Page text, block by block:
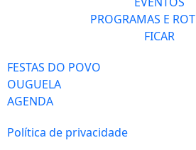
PROGRAMAS E
FICAR
FESTAS DO POVO
OUGUELA
AGENDA
Política de privacidade